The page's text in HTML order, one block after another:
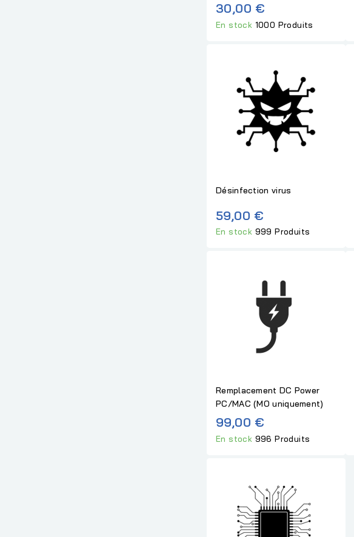
30,00 €
En stock 1000 Produits
Désinfection virus
59,00 €
En stock 999 Produits
Remplacement DC Power
PC/MAC (MO uniquement)
99,00 €
En stock 996 Produits